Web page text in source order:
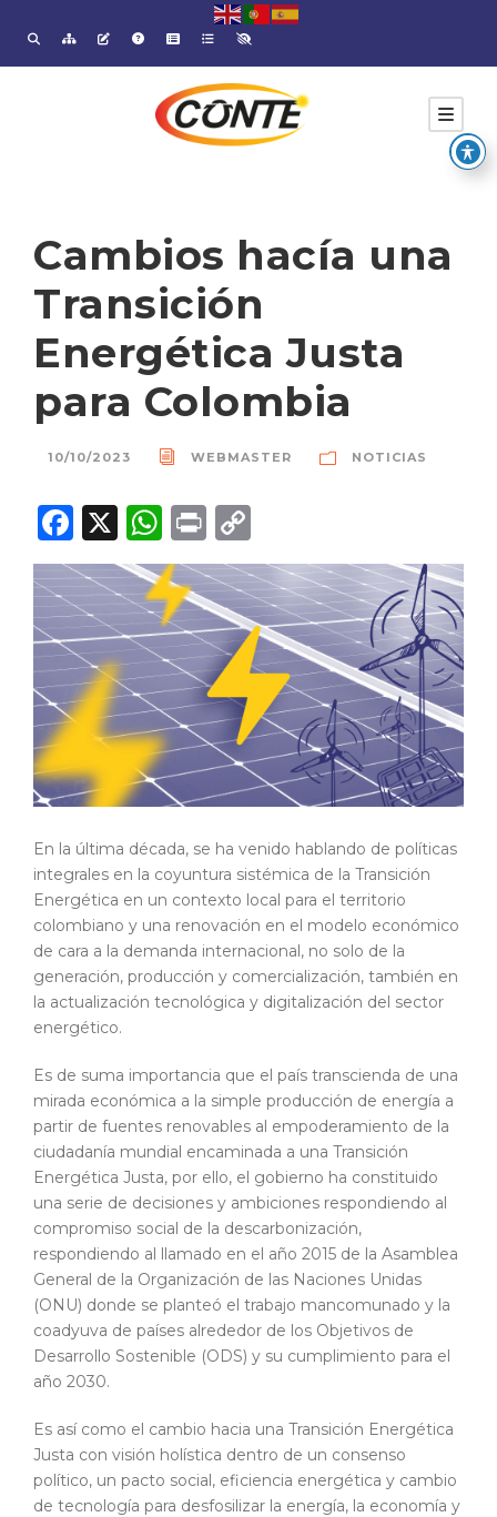
Cambios hacía una
Transición
Energética Justa
para Colombia
10/10/2023 WEBMASTER NOTICIAS
F
a
c
e
b
o
o
k
X
W
h
a
ts
A
p
p
P
ri
n
t
o
p
y
Li
n
k
En la última década, se ha venido hablando de políticas
integrales en la coyuntura sistémica de la Transición
Energética en un contexto local para el territorio
colombiano y una renovación en el modelo económico
de cara a la demanda internacional, no solo de la
generación, producción y comercialización, también en
la actualización tecnológica y digitalización del sector
energético.
Es de suma importancia que el país transcienda de una
mirada económica a la simple producción de energía a
partir de fuentes renovables al empoderamiento de la
ciudadanía mundial encaminada a una Transición
Energética Justa, por ello, el gobierno ha constituido
una serie de decisiones y ambiciones respondiendo al
compromiso social de la descarbonización,
respondiendo al llamado en el año 2015 de la Asamblea
General de la Organización de las Naciones Unidas
(ONU) donde se planteó el trabajo mancomunado y la
coadyuva de países alrededor de los Objetivos de
Desarrollo Sostenible (ODS) y su cumplimiento para el
año 2030.
Es así como el cambio hacia una Transición Energética
Justa con visión holística dentro de un consenso
político, un pacto social, eficiencia energética y cambio
de tecnología para desfosilizar la energía, la economía y